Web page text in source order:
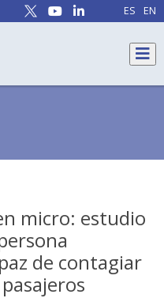
ES EN
micro: estudio
de contagiar